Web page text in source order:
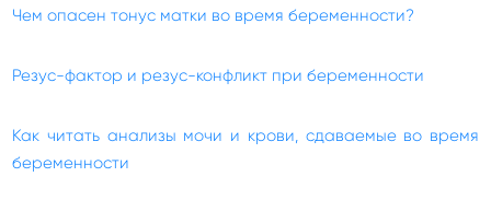
Чем опасен тонус матки во время беременности?
Резус-фактор и резус-конфликт при беременности
Как читать анализы мочи и крови, сдаваемые во время
беременности